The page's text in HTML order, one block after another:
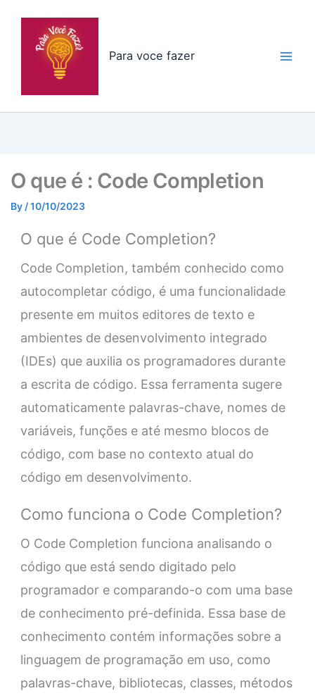
Para voce fazer
O que é : Code Completion
By /10/10/2023
O que é Code Completion?
Code Completion, também conhecido como
autocompletar código, é uma funcionalidade
presente em muitos editores de texto e
ambientes de desenvolvimento integrado
(IDEs) que auxilia os programadores durante
a escrita de código. Essa ferramenta sugere
automaticamente palavras-chave, nomes de
variáveis, funções e até mesmo blocos de
código, com base no contexto atual do
código em desenvolvimento.
Como funciona o Code Completion?
O Code Completion funciona analisando o
código que está sendo digitado pelo
programador e comparando-o com uma base
de conhecimento pré-definida. Essa base de
conhecimento contém informações sobre a
linguagem de programação em uso, como
palavras-chave, bibliotecas, classes, métodos